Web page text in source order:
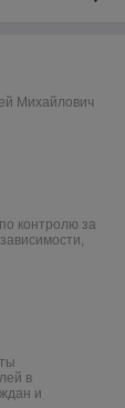
Михайлович
контролю за
в
и